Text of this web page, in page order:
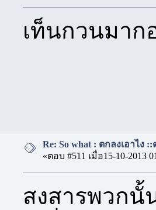
เท็นกวนมาก
Re: So what : ตกลงเอาไง ::
«ตอบ #511 เมื่อ15-10-2013
สงสารพวกนั้